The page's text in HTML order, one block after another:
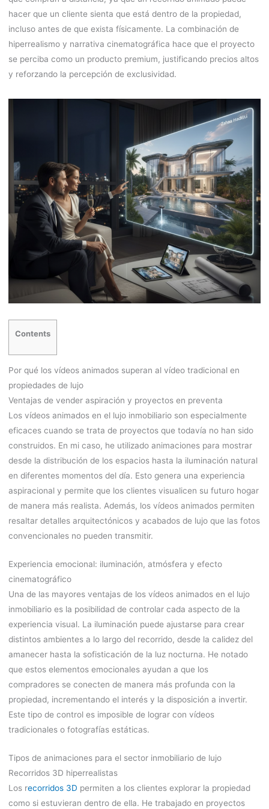
hacer que un cliente sienta que está dentro de la propiedad,
incluso antes de que exista físicamente. La combinación de
hiperrealismo y narrativa cinematográfica hace que el proyecto
se perciba como un producto premium, justificando precios altos
y reforzando la percepción de exclusividad.
Contents
Por qué los vídeos animados superan al vídeo tradicional en
propiedades de lujo
Ventajas de vender aspiración y proyectos en preventa
Los vídeos animados en el lujo inmobiliario son especialmente
eficaces cuando se trata de proyectos que todavía no han sido
construidos. En mi caso, he utilizado animaciones para mostrar
desde la distribución de los espacios hasta la iluminación natural
en diferentes momentos del día. Esto genera una experiencia
aspiracional y permite que los clientes visualicen su futuro hogar
de manera más realista. Además, los vídeos animados permiten
resaltar detalles arquitectónicos y acabados de lujo que las fotos
convencionales no pueden transmitir.
Experiencia emocional: iluminación, atmósfera y efecto
cinematográfico
Una de las mayores ventajas de los vídeos animados en el lujo
inmobiliario es la posibilidad de controlar cada aspecto de la
experiencia visual. La iluminación puede ajustarse para crear
distintos ambientes a lo largo del recorrido, desde la calidez del
amanecer hasta la sofisticación de la luz nocturna. He notado
que estos elementos emocionales ayudan a que los
compradores se conecten de manera más profunda con la
propiedad, incrementando el interés y la disposición a invertir.
Este tipo de control es imposible de lograr con vídeos
tradicionales o fotografías estáticas.
Tipos de animaciones para el sector inmobiliario de lujo
Recorridos 3D hiperrealistas
Los recorridos 3D permiten a los clientes explorar la propiedad
como si estuvieran dentro de ella. He trabajado en proyectos